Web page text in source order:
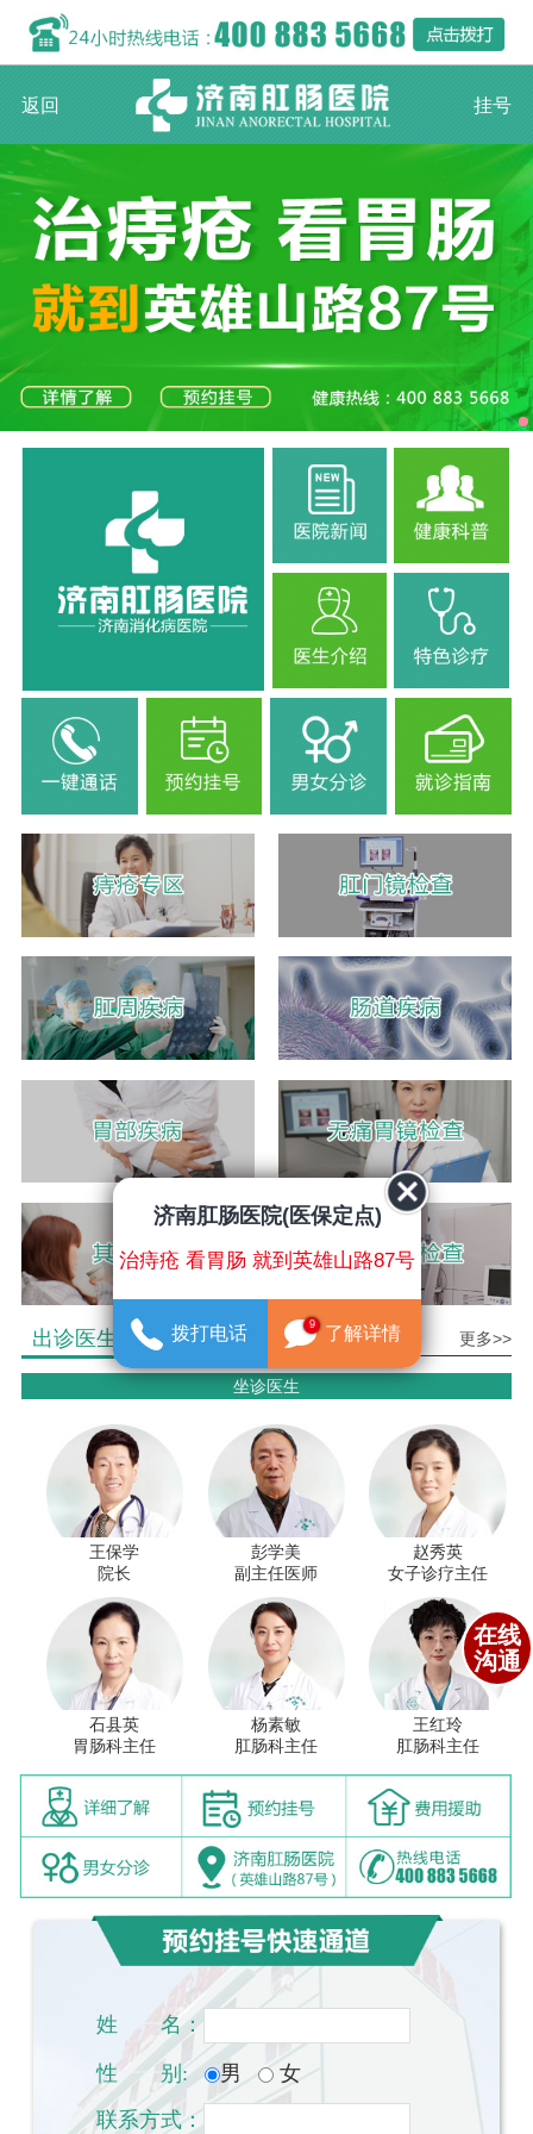
返回 挂号
出诊医生介绍 更多>>
坐诊医生
王保学
院长
彭学美
副主任医师
赵秀英
女子诊疗主任
石县英
胃肠科主任
杨素敏
肛肠科主任
王红玲
肛肠科主任
姓 一一 名：
性 一一 别: 男
女
联系方式：
济南肛肠医院(医保定点)
治痔疮 看胃肠 就到英雄山路87号
拨打电话 9 了解详情
在线
沟通